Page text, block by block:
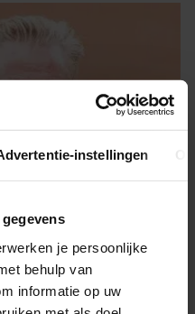
instellingen
je persoonlijke
behulp van
informatie op uw